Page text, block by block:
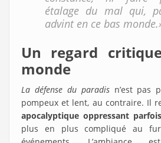
étalage du mal qui,
advint en ce bas
Un regard
monde
La défense du paradisn’est pas
pompeux et lent, au contraire. Il
apocalyptique oppressant parfois
plus en plus compliqué au